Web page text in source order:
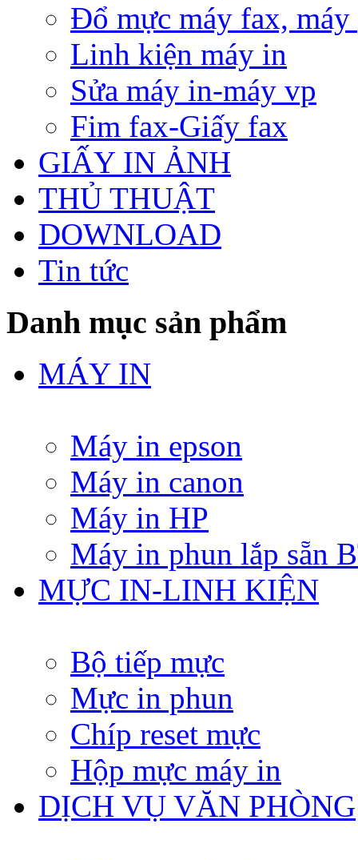
Đổ mực máy fax, máy
Linh kiện máy in
Sửa máy in-máy vp
Fim fax-Giấy fax
GIẤY IN ẢNH
THỦ THUẬT
DOWNLOAD
Tin tức
Danh mục sản phẩm
MÁY IN
Máy in epson
Máy in canon
Máy in HP
Máy in phun lắp sẵn
MỰC IN-LINH KIỆN
Bộ tiếp mực
Mực in phun
Chíp reset mực
Hộp mực máy in
DỊCH VỤ VĂN PHÒNG